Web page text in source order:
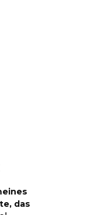
das